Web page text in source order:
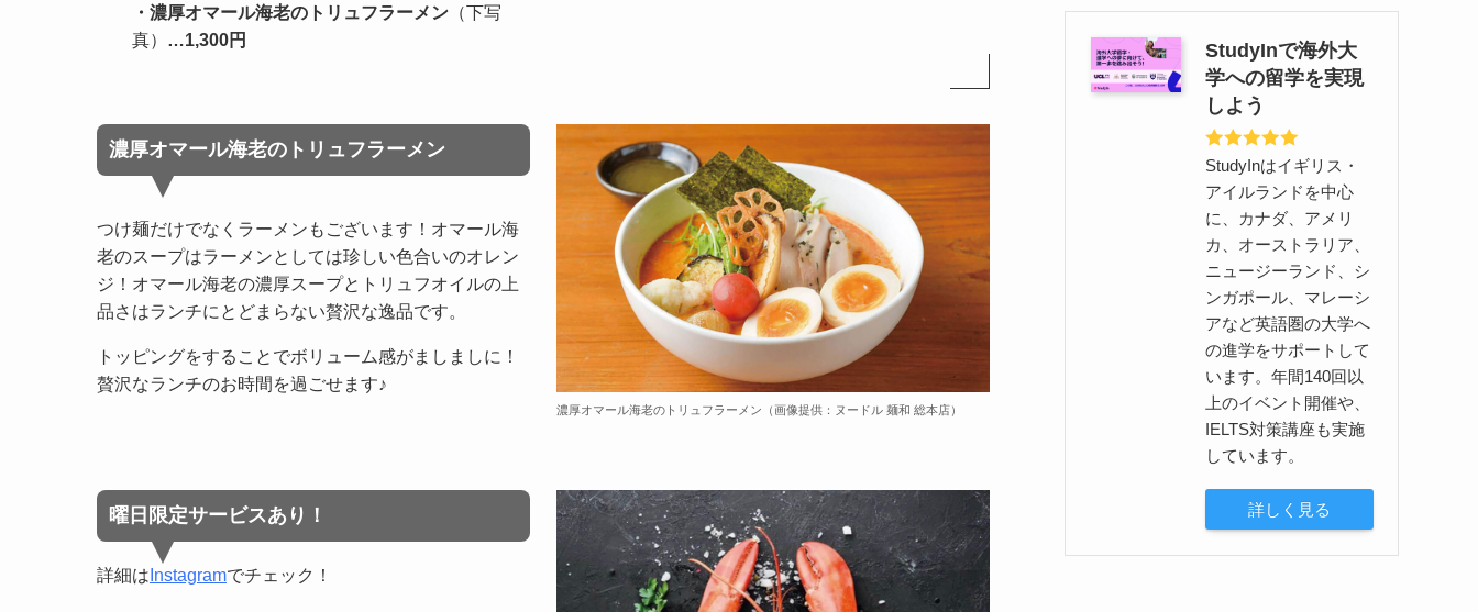
・濃厚オマール海老のトリュフラーメン （下写
真） …1,300円
濃厚オマール海老のトリュフラーメン
つけ麺だけでなくラーメンもございます！オマール海
老のスープはラーメンとしては珍しい色合いのオレン
ジ！オマール海老の濃厚スープとトリュフオイルの上
品さはランチにとどまらない贅沢な逸品です。
トッピングをすることでボリューム感がましましに！
贅沢なランチのお時間を過ごせます♪
濃厚オマール海老のトリュフラーメン（画像提供：ヌードル 麺和 総本店）
曜日限定サービスあり！
詳細は Instagramでチェック！
StudyInで海外大
学への留学を実現
しよう
StudyInはイギリス・
アイルランドを中心
に、カナダ、アメリ
カ、オーストラリア、
ニュージーランド、シ
ンガポール、マレーシ
アなど英語圏の大学へ
の進学をサポートして
います。年間140回以
上のイベント開催や、
IELTS対策講座も実施
しています。
詳しく見る